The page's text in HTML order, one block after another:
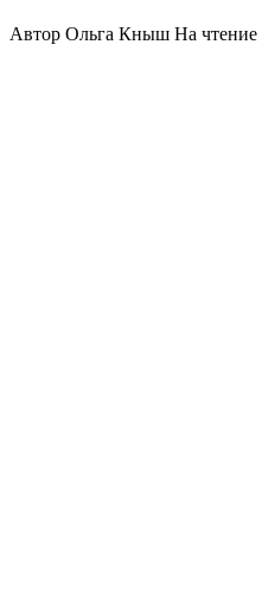
Автор Ольга Кныш На чтение